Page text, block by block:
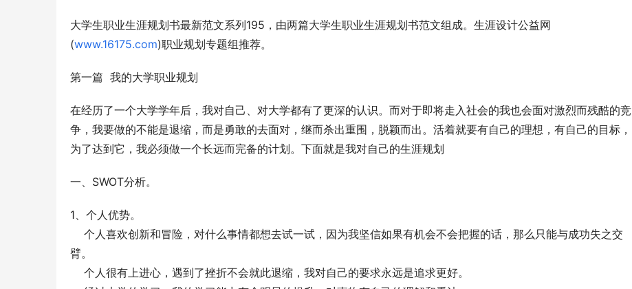
大学生职业生涯规划书最新范文系列195，由两篇大学生职业生涯规划书范文组成。生涯设计公益网
(www.16175.com)职业规划专题组推荐。
第一篇  我的大学职业规划
在经历了一个大学学年后，我对自己、对大学都有了更深的认识。而对于即将走入社会的我也会面对激烈而残酷的竞
争，我要做的不能是退缩，而是勇敢的去面对，继而杀出重围，脱颖而出。活着就要有自己的理想，有自己的目标，
为了达到它，我必须做一个长远而完备的计划。下面就是我对自己的生涯规划
一、SWOT分析。
1、个人优势。
个人喜欢创新和冒险，对什么事情都想去试一试，因为我坚信如果有机会不会把握的话，那么只能与成功失之交
臂。
个人很有上进心，遇到了挫折不会就此退缩，我对自己的要求永远是追求更好。